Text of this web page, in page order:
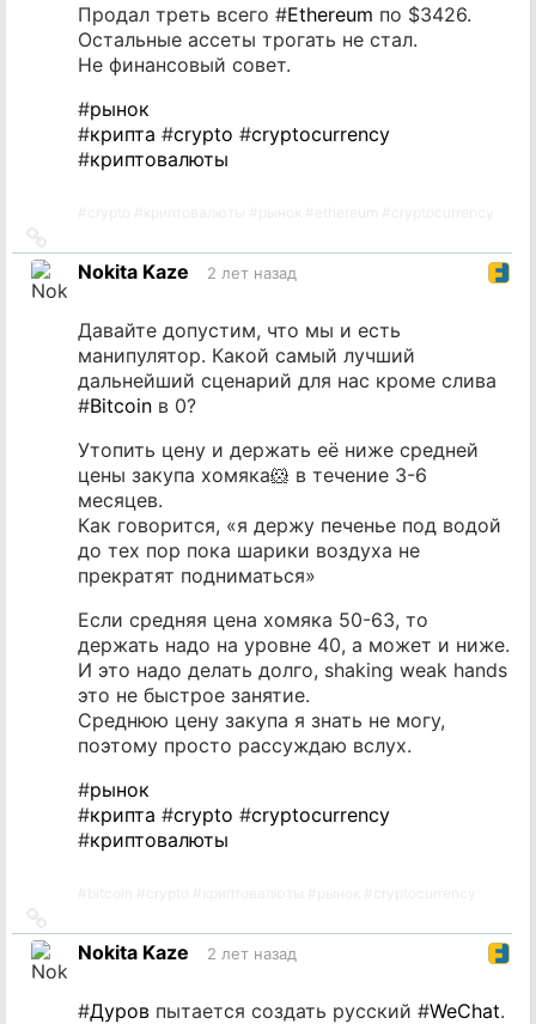
Продал треть всего #Ethereum по $3426.
Остальные ассеты трогать не стал.
Не финансовый совет.
#рынок
#крипта #crypto #cryptocurrency
#криптовалюты
на
источник
Nokita Kaze 2 лет назад
Давайте допустим, что мы и есть
манипулятор. Какой самый лучший
дальнейший сценарий для нас кроме слива
#Bitcoin в 0?
Утопить цену и держать её ниже средней
цены закупа хомяка🐹 в течение 3-6
месяцев.
Как говорится, «я держу печенье под водой
до тех пор пока шарики воздуха не
прекратят подниматься»
Если средняя цена хомяка 50-63, то
держать надо на уровне 40, а может и ниже.
И это надо делать долго, shaking weak hands
это не быстрое занятие.
Среднюю цену закупа я знать не могу,
поэтому просто рассуждаю вслух.
#рынок
#крипта #crypto #cryptocurrency
#криптовалюты
на
источник
Nokita Kaze 2 лет назад
#Дуров пытается создать русский #WeChat.